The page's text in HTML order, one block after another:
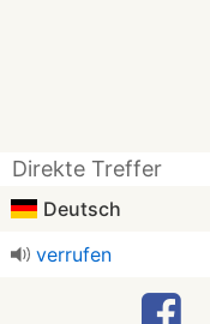
Direkte Treffer
Deutsch
verrufen